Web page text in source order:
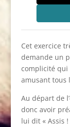
Cet exercice
demande un
complicité
amusant tous
Au départ de
donc avoir
lui dit « Assis